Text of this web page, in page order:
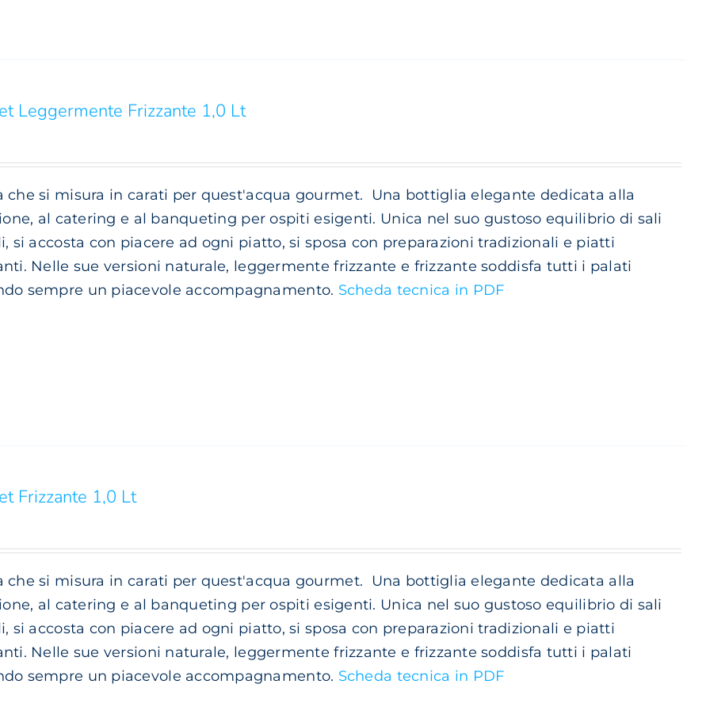
Leggermente Frizzante 1,0 Lt
che si misura in carati per quest'acqua gourmet.
Una bottiglia elegante dedicata alla
al catering e al banqueting per ospiti esigenti. Unica nel suo gustoso equilibrio di sali
si accosta con piacere ad ogni piatto, si sposa con preparazioni tradizionali e piatti
Nelle sue versioni naturale, leggermente frizzante e frizzante soddisfa tutti i palati
sempre un piacevole accompagnamento. Scheda tecnica in PDF
Frizzante 1,0 Lt
che si misura in carati per quest'acqua gourmet.
Una bottiglia elegante dedicata alla
al catering e al banqueting per ospiti esigenti. Unica nel suo gustoso equilibrio di sali
si accosta con piacere ad ogni piatto, si sposa con preparazioni tradizionali e piatti
Nelle sue versioni naturale, leggermente frizzante e frizzante soddisfa tutti i palati
sempre un piacevole accompagnamento. Scheda tecnica in PDF